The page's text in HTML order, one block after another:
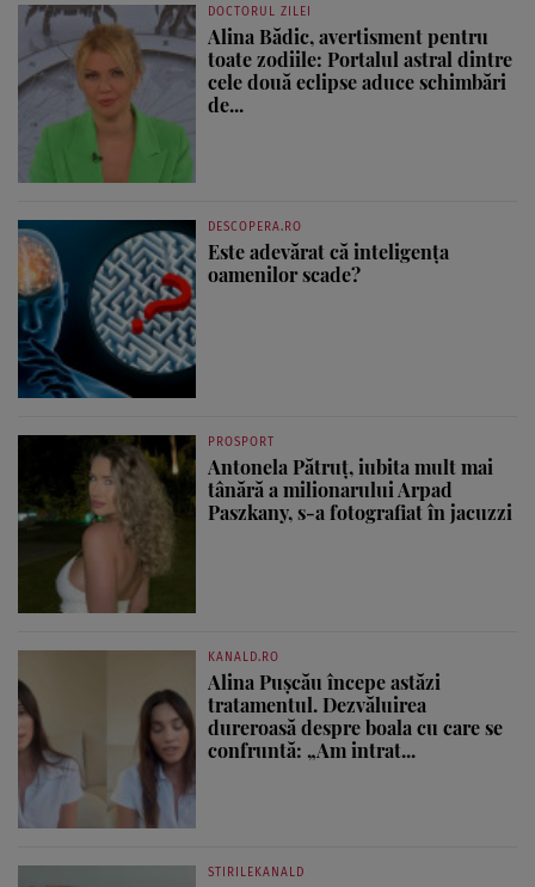
DOCTORUL ZILEI
Alina Bădic, avertisment pentru
toate zodiile: Portalul astral dintre
cele două eclipse aduce schimbări
de...
DESCOPERA.RO
Este adevărat că inteligența
oamenilor scade?
PROSPORT
Antonela Pătruț, iubita mult mai
tânără a milionarului Arpad
Paszkany, s-a fotografiat în jacuzzi
KANALD.RO
Alina Pușcău începe astăzi
tratamentul. Dezvăluirea
dureroasă despre boala cu care se
confruntă: „Am intrat...
STIRILEKANALD